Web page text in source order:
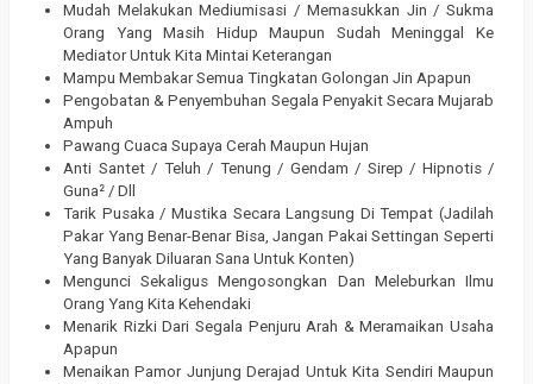
Mudah Melakukan Mediumisasi / Memasukkan Jin / Sukma
Orang Yang Masih Hidup Maupun Sudah Meninggal Ke
Mediator Untuk Kita Mintai Keterangan
Mampu Membakar Semua Tingkatan Golongan Jin Apapun
Pengobatan & Penyembuhan Segala Penyakit Secara Mujarab
Ampuh
Pawang Cuaca Supaya Cerah Maupun Hujan
Anti Santet / Teluh / Tenung / Gendam / Sirep / Hipnotis /
Guna² / Dll
Tarik Pusaka / Mustika Secara Langsung Di Tempat (Jadilah
Pakar Yang Benar-Benar Bisa, Jangan Pakai Settingan Seperti
Yang Banyak Diluaran Sana Untuk Konten)
Mengunci Sekaligus Mengosongkan Dan Meleburkan Ilmu
Orang Yang Kita Kehendaki
Menarik Rizki Dari Segala Penjuru Arah & Meramaikan Usaha
Apapun
Menaikan Pamor Junjung Derajad Untuk Kita Sendiri Maupun